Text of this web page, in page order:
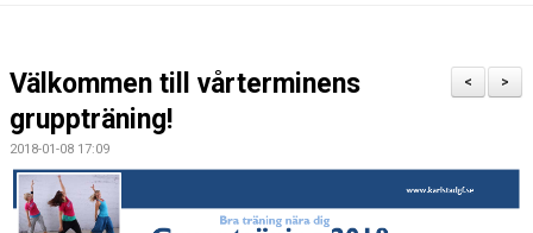
>
<
Välkommen till vårterminens
gruppträning!
2018-01-08 17:09